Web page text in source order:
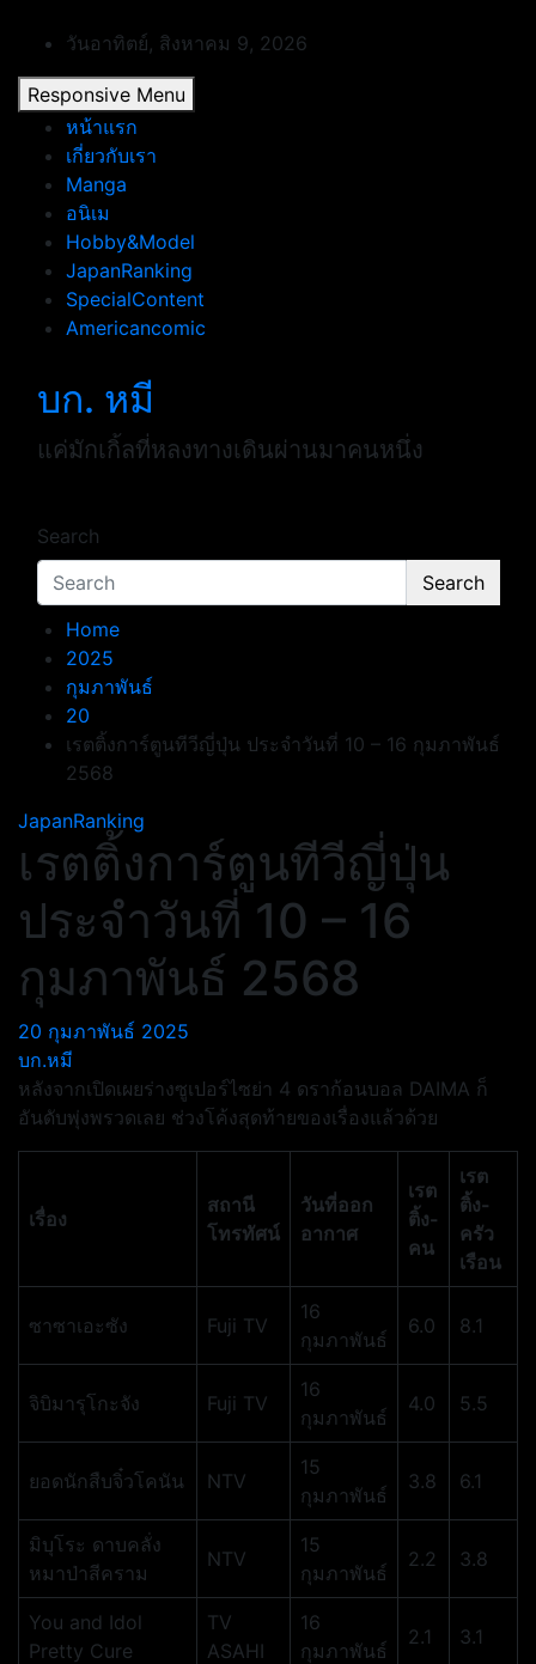
content
วันอาทิตย์, สิงหาคม 9, 2026
Responsive Menu
หน้าแรก
เกี่ยวกับเรา
Manga
อนิเม
Hobby&Model
JapanRanking
SpecialContent
Americancomic
บก. หมี
แค่มักเกิ้ลที่หลงทางเดินผ่านมาคนหนึ่ง
Search
Search
Home
2025
กุมภาพันธ์
20
เรตติ้งการ์ตูนทีวีญี่ปุ่น ประจำวันที่ 10 – 16 กุมภาพันธ์
2568
JapanRanking
เรตติ้งการ์ตูนทีวีญี่ปุ่น
ประจำวันที่ 10 – 16
กุมภาพันธ์ 2568
20 กุมภาพันธ์ 2025
บก.หมี
หลังจากเปิดเผยร่างซูเปอร์ไซย่า 4 ดราก้อนบอล DAIMA ก็
อันดับพุ่งพรวดเลย ช่วงโค้งสุดท้ายของเรื่องแล้วด้วย
เรื่อง
สถานี
โทรทัศน์
วันที่ออก
อากาศ
เรต
ติ้ง-
คน
เรต
ติ้ง-
ครัว
เรือน
ซาซาเอะซัง Fuji TV
16
กุมภาพันธ์
6.0 8.1
จิบิมารุโกะจัง Fuji TV
16
กุมภาพันธ์
4.0 5.5
ยอดนักสืบจิ๋วโคนัน NTV
15
กุมภาพันธ์
3.8 6.1
มิบุโระ ดาบคลั่ง
หมาป่าสีคราม
NTV
15
กุมภาพันธ์
2.2 3.8
You and Idol
Pretty Cure
TV
ASAHI
16
กุมภาพันธ์
2.1 3.1